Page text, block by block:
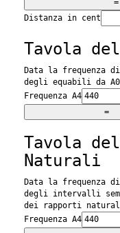
Distanza in cent
Tavola
Data la frequenza
degli equabili da
Frequenza A4
Tavola
Naturali
Data la frequenza
degli intervalli
dei rapporti
Frequenza A4